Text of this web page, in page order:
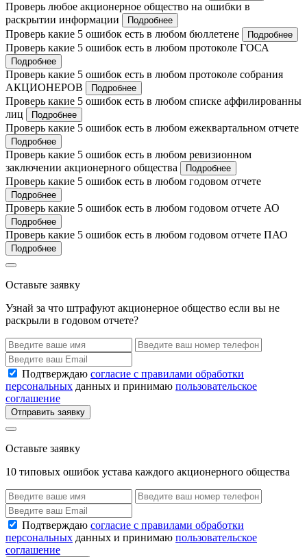
Проверь любое акционерное общество на ошибки в
раскрытии информации
Подробнее
Проверь какие 5 ошибок есть в любом бюллетене Подробнее
Проверь какие 5 ошибок есть в любом протоколе ГОСА
Подробнее
Проверь какие 5 ошибок есть в любом протоколе собрания
АКЦИОНЕРОВ
Подробнее
Проверь какие 5 ошибок есть в любом списке аффилированны
лиц
Подробнее
Проверь какие 5 ошибок есть в любом ежеквартальном отчете
Подробнее
Проверь какие 5 ошибок есть в любом ревизионном
заключении акционерного общества
Подробнее
Проверь какие 5 ошибок есть в любом годовом отчете
Подробнее
Проверь какие 5 ошибок есть в любом годовом отчете АО
Подробнее
Проверь какие 5 ошибок есть в любом годовом отчете ПАО
Подробнее
Оставьте заявку
Узнай за что штрафуют акционерное общество если вы не
раскрыли в годовом отчете?
Подтверждаю согласие с правилами обработки
персональных данных и принимаю пользовательское
соглашение
Отправить заявку
Оставьте заявку
10 типовых ошибок устава каждого акционерного общества
Подтверждаю согласие с правилами обработки
персональных данных и принимаю пользовательское
соглашение